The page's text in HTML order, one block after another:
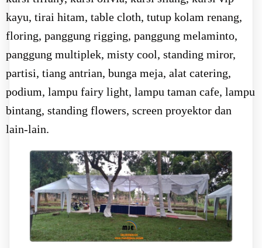
kayu, tirai hitam, table cloth, tutup kolam renang,
floring, panggung rigging, panggung melaminto,
panggung multiplek, misty cool, standing miror,
partisi, tiang antrian, bunga meja, alat catering,
podium, lampu fairy light, lampu taman cafe, lampu
bintang, standing flowers, screen proyektor dan
lain-lain.